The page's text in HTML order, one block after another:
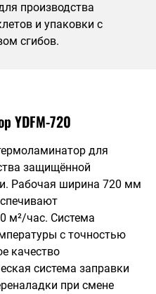
производства
и упаковки с
сгибов.
YDFM-720
для
защищённой
Рабочая ширина 720 мм
м²/час. Система
с точностью
качество
система заправки
при смене